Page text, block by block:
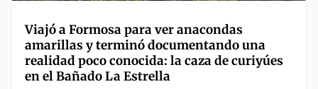
Viajó a Formosa para ver anacondas
amarillas y terminó documentando una
realidad poco conocida: la caza de curiyúes
en el Bañado La Estrella